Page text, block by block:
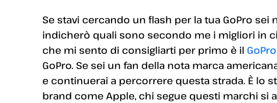
Se stavi cercando un flash per la tua GoPro
indicherò quali sono secondo me i migliori in
che mi sento di consigliarti per primo è il
GoPro. Se sei un fan della nota marca
e continuerai a percorrere questa strada. È lo
brand come Apple, chi segue questi marchi si